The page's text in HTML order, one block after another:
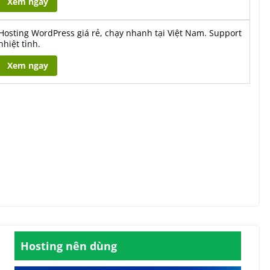
WordPress giá rẻ, chạy nhanh tại Việt Nam. Support
tình.
Xem ngay
Hosting nên dùng